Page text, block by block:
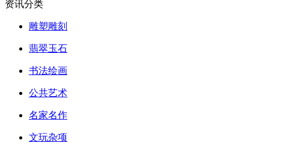
资讯分类
雕塑雕刻
翡翠玉石
书法绘画
公共艺术
名家名作
文玩杂项